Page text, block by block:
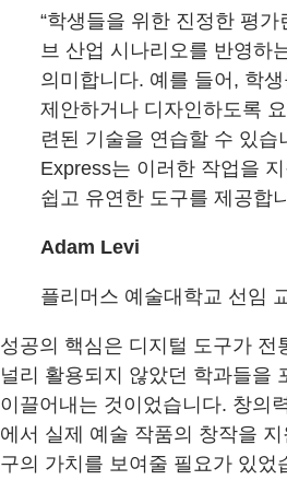
“학생들을 위한 진정한 평가
브 산업 시나리오를 반영하
의미합니다. 예를 들어, 학
제안하거나 디자인하도록
련된 기술을 연습할 수 있습
Express는 이러한 작업을
쉽고 유연한 도구를 제공합
Adam Levi
플리머스 예술대학교 선임
성공의 핵심은 디지털 도구가 전
널리 활용되지 않았던 학과들을
이끌어내는 것이었습니다. 창의
에서 실제 예술 작품의 창작을
구의 가치를 보여줄 필요가 있었